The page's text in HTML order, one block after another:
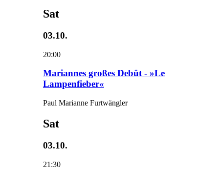
Sat
03.10.
20:00
Mariannes großes Debüt - »Le
Lampenfieber«
Paul Marianne Furtwängler
Sat
03.10.
21:30